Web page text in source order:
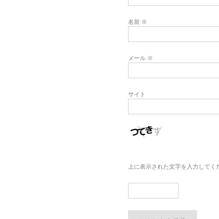
名前 ※
メール ※
サイト
上に表示された文字を入力してく